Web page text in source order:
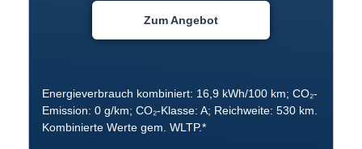
Zum Angebot
Energieverbrauch kombiniert: 16,9 kWh/100 km; CO₂-
Emission: 0 g/km; CO₂-Klasse: A; Reichweite: 530 km.
Kombinierte Werte gem. WLTP.*